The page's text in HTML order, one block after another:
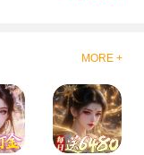
MORE +